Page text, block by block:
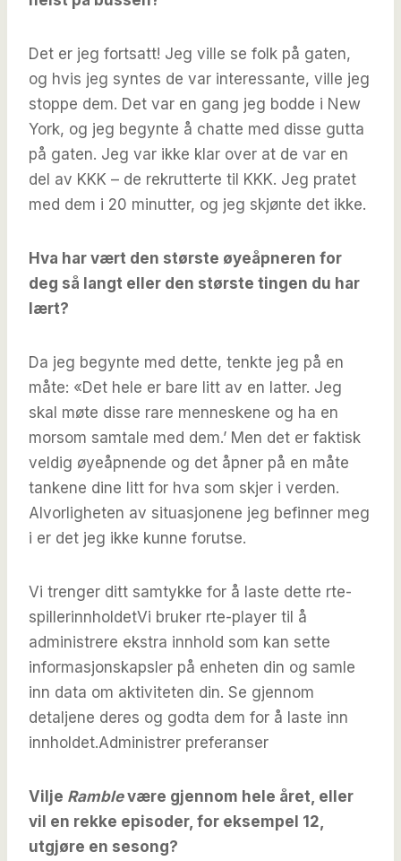
Det er jeg fortsatt! Jeg ville se folk på gaten,
og hvis jeg syntes de var interessante, ville jeg
stoppe dem. Det var en gang jeg bodde i New
York, og jeg begynte å chatte med disse gutta
på gaten. Jeg var ikke klar over at de var en
del av KKK – de rekrutterte til KKK. Jeg pratet
med dem i 20 minutter, og jeg skjønte det ikke.
Hva har vært den største øyeåpneren for
deg så langt eller den største tingen du har
lært?
Da jeg begynte med dette, tenkte jeg på en
måte: «Det hele er bare litt av en latter. Jeg
skal møte disse rare menneskene og ha en
morsom samtale med dem.’ Men det er faktisk
veldig øyeåpnende og det åpner på en måte
tankene dine litt for hva som skjer i verden.
Alvorligheten av situasjonene jeg befinner meg
i er det jeg ikke kunne forutse.
Vi trenger ditt samtykke for å laste dette rte-
spillerinnholdetVi bruker rte-player til å
administrere ekstra innhold som kan sette
informasjonskapsler på enheten din og samle
inn data om aktiviteten din. Se gjennom
detaljene deres og godta dem for å laste inn
innholdet.Administrer preferanser
Vilje Ramblevære gjennom hele året, eller
vil en rekke episoder, for eksempel 12,
utgjøre en sesong?